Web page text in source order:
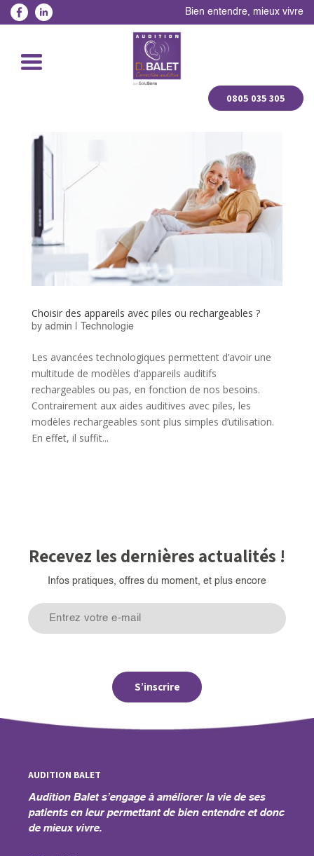
Bien entendre, mieux vivre
0805 035 305
Choisir des appareils avec piles ou rechargeables ?
by admin Technologie
Les avancées technologiques permettent d’avoir une
multitude de modèles d’appareils auditifs
rechargeables ou pas, en fonction de nos besoins.
Contrairement aux aides auditives avec piles, les
modèles rechargeables sont plus simples d’utilisation.
En effet, il suffit...
Recevez les dernières actualités !
Infos pratiques, offres du moment, et plus encore
AUDITION BALET
Audition Balet s’engage à améliorer la vie de ses
patients en leur permettant de bien entendre et donc
de mieux vivre.